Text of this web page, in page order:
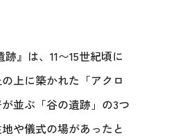
』は、11〜15世紀頃に
上に築かれた「アクロ
並ぶ「谷の遺跡」の3つ
や儀式の場があったと